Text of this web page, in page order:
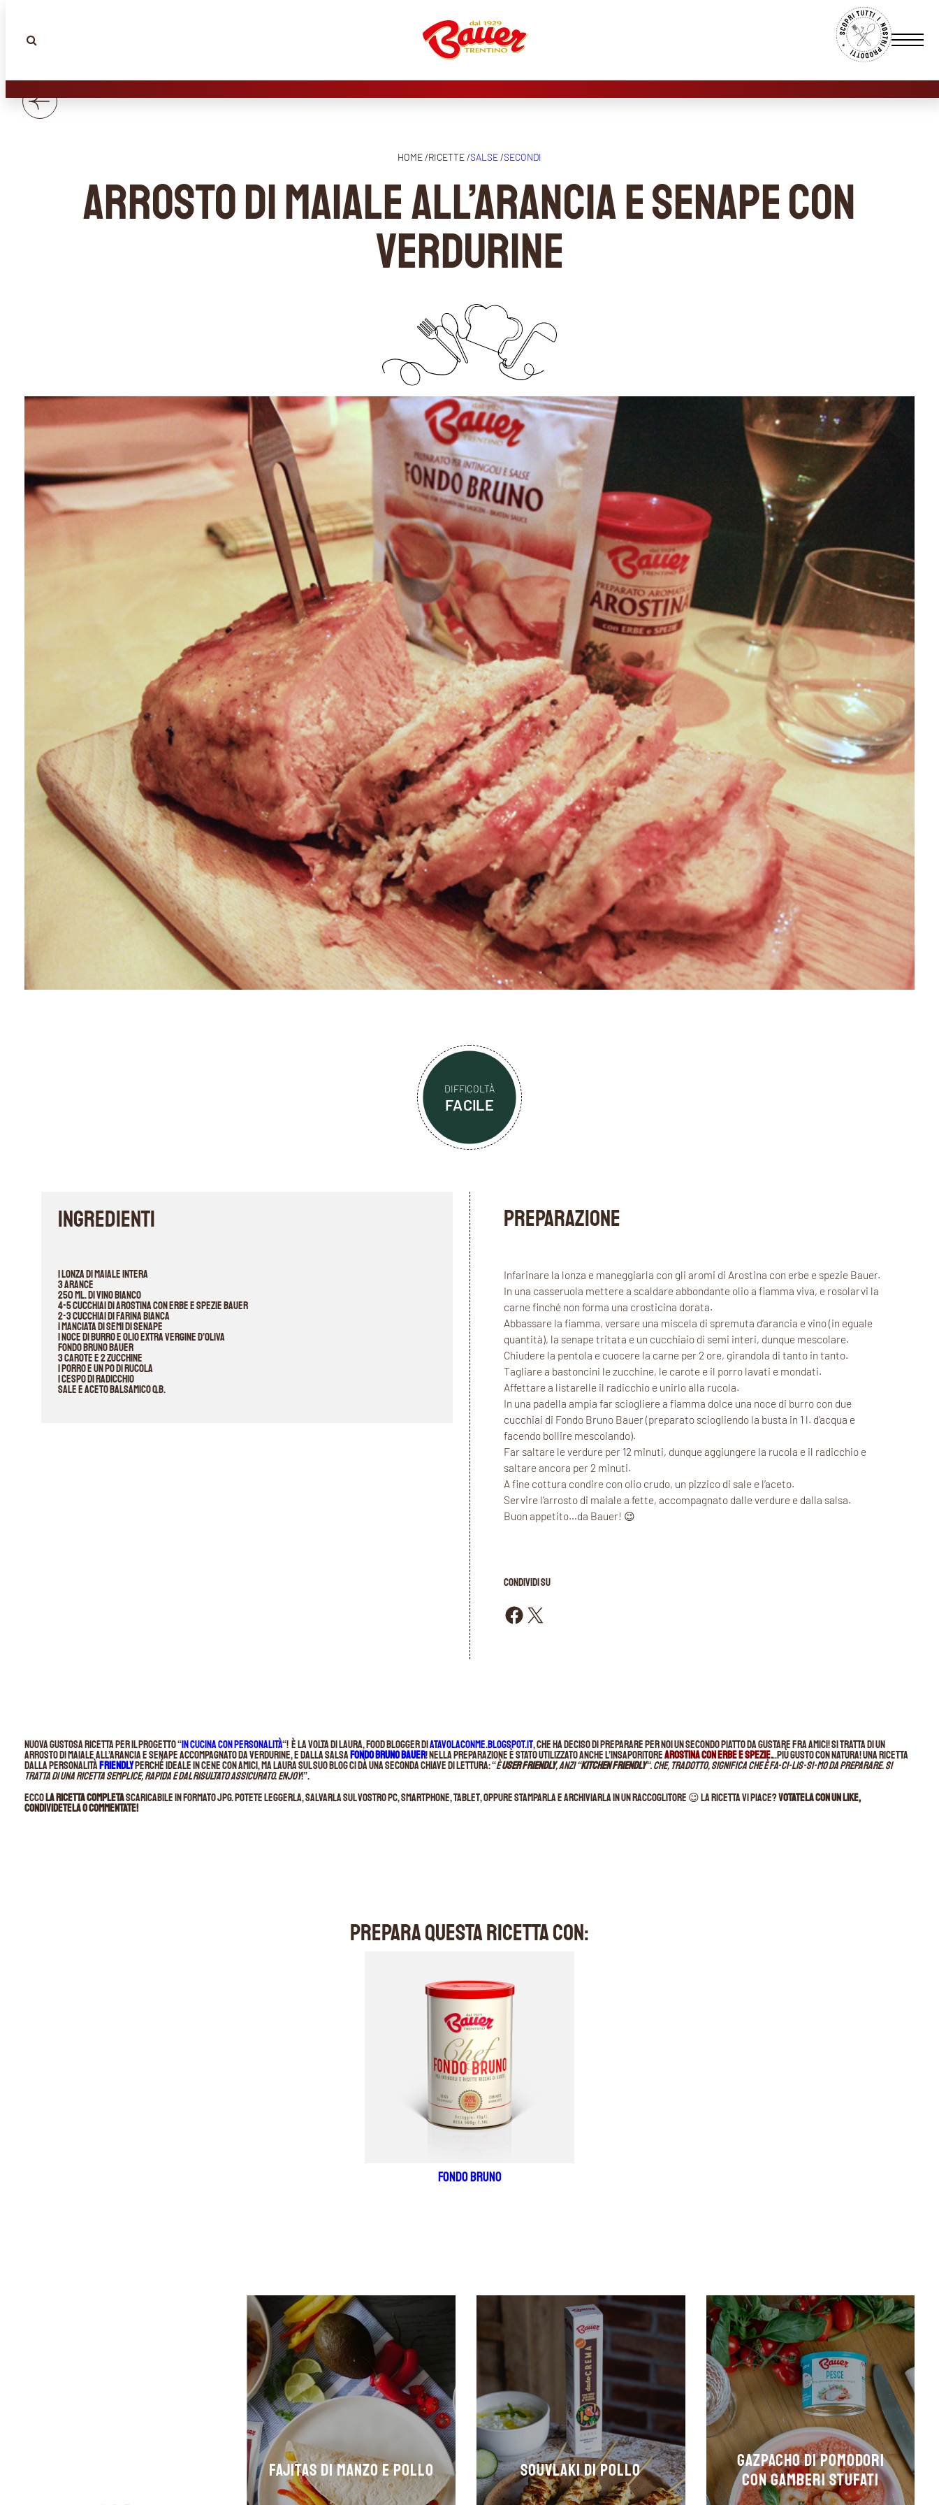
HOME /RICETTE /SALSE/SECONDI
Arrosto di maiale all’arancia e senape con
verdurine
DIFFICOLTÀ
FACILE
INGREDIENTI
1 lonza di maiale intera
3 arance
250 ml. di vino bianco
4-5 cucchiai di Arostina con erbe e spezie Bauer
2-3 cucchiai di farina bianca
1 manciata di semi di senape
1 noce di burro e Olio extra vergine d’oliva
Fondo Bruno Bauer
3 carote e 2 zucchine
1 porro e un po di rucola
1 cespo di radicchio
Sale e aceto balsamico q.b.
PREPARAZIONE
Infarinare la lonza e maneggiarla con gli aromi di Arostina con erbe e spezie Bauer.
In una casseruola mettere a scaldare abbondante olio a fiamma viva, e rosolarvi la
carne finché non forma una crosticina dorata.
Abbassare la fiamma, versare una miscela di spremuta d’arancia e vino (in eguale
quantità), la senape tritata e un cucchiaio di semi interi, dunque mescolare.
Chiudere la pentola e cuocere la carne per 2 ore, girandola di tanto in tanto.
Tagliare a bastoncini le zucchine, le carote e il porro lavati e mondati.
Affettare a listarelle il radicchio e unirlo alla rucola.
In una padella ampia far sciogliere a fiamma dolce una noce di burro con due
cucchiai di Fondo Bruno Bauer (preparato sciogliendo la busta in 1 l. d’acqua e
facendo bollire mescolando).
Far saltare le verdure per 12 minuti, dunque aggiungere la rucola e il radicchio e
saltare ancora per 2 minuti.
A fine cottura condire con olio crudo, un pizzico di sale e l’aceto.
Servire l’arrosto di maiale a fette, accompagnato dalle verdure e dalla salsa.
Buon appetito…da Bauer! 😉
CONDIVIDI SU
Condividi su Facebook Condividi su X
Nuova gustosa ricetta per il progetto “In Cucina con Personalità“! È la volta di Laura, food blogger diatavolaconme.blogspot.it, che ha deciso di preparare per noi un secondo piatto da gustare fra amici! Si tratta di un
arrosto di maiale all’arancia e senape accompagnato da verdurine, e dalla salsaFondo Bruno Bauer! Nella preparazione è stato utilizzato anche l’insaporitoreArostinacon erbe e spezie...più gusto con natura! Una ricetta
dalla personalitàfriendlyperché ideale in cene con amici, ma Laura sul suo blog ci dà una seconda chiave di lettura: “èuser friendly, anzi “kitchen friendly“. Che, tradotto, significa che è FA-CI-LIS-SI-MO da preparare. Si
tratta di una ricetta semplice, rapida e dal risultato assicurato. Enjoy!”.
Eccola ricetta completascaricabile in formato jpg. Potete leggerla, salvarla sul vostro pc, smartphone, tablet, oppure stamparla e archiviarla in un raccoglitore 😉 La ricetta vi piace?Votatela con un Like,
condividetela o commentate!
PREPARA QUESTA RICETTA CON:
Fondo Bruno
FAJITAS DI MANZO E POLLO SOUVLAKI DI POLLO
Gazpacho di pomodori
con gamberi stufati